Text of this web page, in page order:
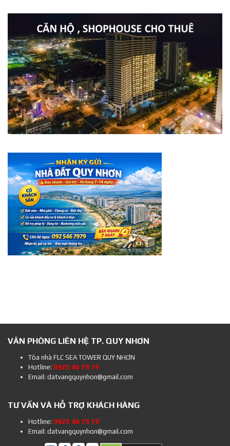
VĂN PHÒNG LIÊN HỆ TP. QUY NHƠN
Tòa nhà FLC SEA TOWER QUY NHƠN
Hotline: 0925 46 79 79
Email: datvangquynhon@gmail.com
TƯ VẤN VÀ HỖ TRỢ KHÁCH HÀNG
Hotline: 0925 46 79 79
Email: datvangquynhon@gmail.com